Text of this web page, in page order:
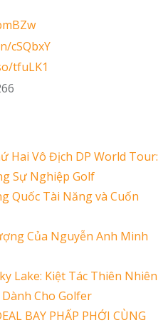
cSQbxY
tfuLK1
Hai Vô Địch DP World Tour:
Sự Nghiệp Golf
Quốc Tài Năng và Cuốn
Của Nguyễn Anh Minh
Lake: Kiệt Tác Thiên Nhiên
Cho Golfer
BAY PHẤP PHỚI CÙNG